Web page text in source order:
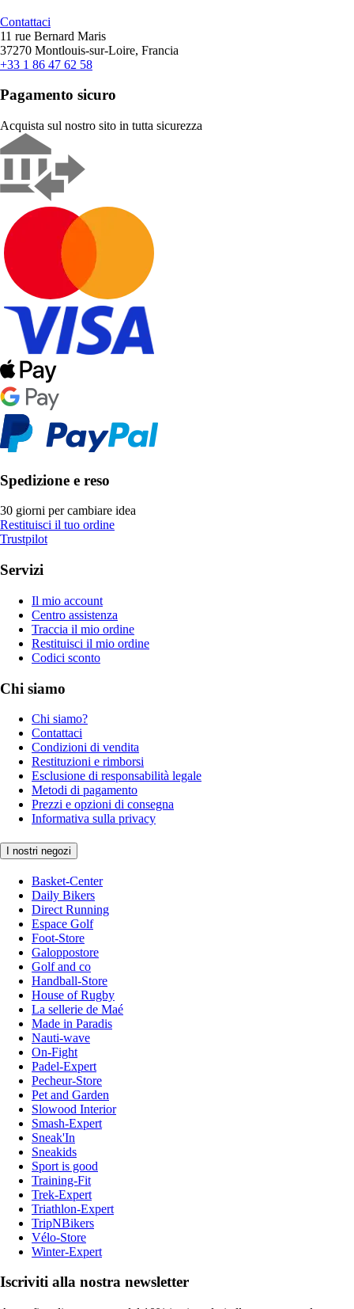
Contattaci
11 rue Bernard Maris
37270 Montlouis-sur-Loire, Francia
+33 1 86 47 62 58
Pagamento sicuro
Acquista sul nostro sito in tutta sicurezza
Spedizione e reso
30 giorni per cambiare idea
Restituisci il tuo ordine
Trustpilot
Servizi
Il mio account
Centro assistenza
Traccia il mio ordine
Restituisci il mio ordine
Codici sconto
Chi siamo
Chi siamo?
Contattaci
Condizioni di vendita
Restituzioni e rimborsi
Esclusione di responsabilità legale
Metodi di pagamento
Prezzi e opzioni di consegna
Informativa sulla privacy
I nostri negozi
Basket-Center
Daily Bikers
Direct Running
Espace Golf
Foot-Store
Galoppostore
Golf and co
Handball-Store
House of Rugby
La sellerie de Maé
Made in Paradis
Nauti-wave
On-Fight
Padel-Expert
Pecheur-Store
Pet and Garden
Slowood Interior
Smash-Expert
Sneak'In
Sneakids
Sport is good
Training-Fit
Trek-Expert
Triathlon-Expert
TripNBikers
Vélo-Store
Winter-Expert
Iscriviti alla nostra newsletter